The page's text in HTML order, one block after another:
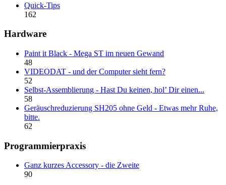
Quick-Tips
162
Hardware
Paint it Black - Mega ST im neuen Gewand
48
VIDEODAT - und der Computer sieht fern?
52
Selbst-Assemblierung - Hast Du keinen, hol’ Dir einen...
58
Geräuschreduzierung SH205 ohne Geld - Etwas mehr Ruhe,
bitte.
62
Programmierpraxis
Ganz kurzes Accessory - die Zweite
90